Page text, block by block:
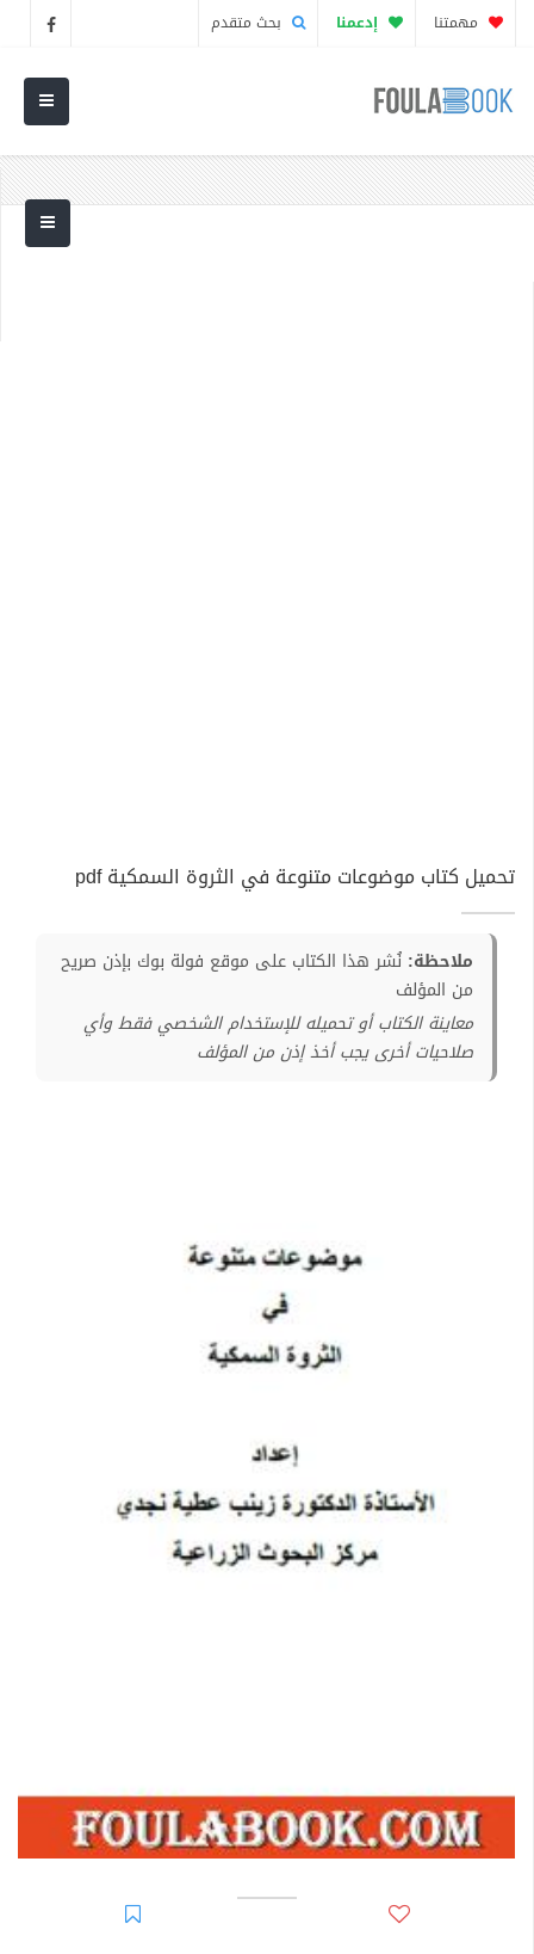
مهمتنا إدعمنا بحث متقدم
تحميل كتاب موضوعات متنوعة في الثروة السمكية pdf
ملاحظة: نُشر هذا الكتاب على موقع فولة بوك بإذن صريح
من المؤلف
معاينة الكتاب أو تحميله للإستخدام الشخصي فقط وأي
صلاحيات أخرى يجب أخذ إذن من المؤلف